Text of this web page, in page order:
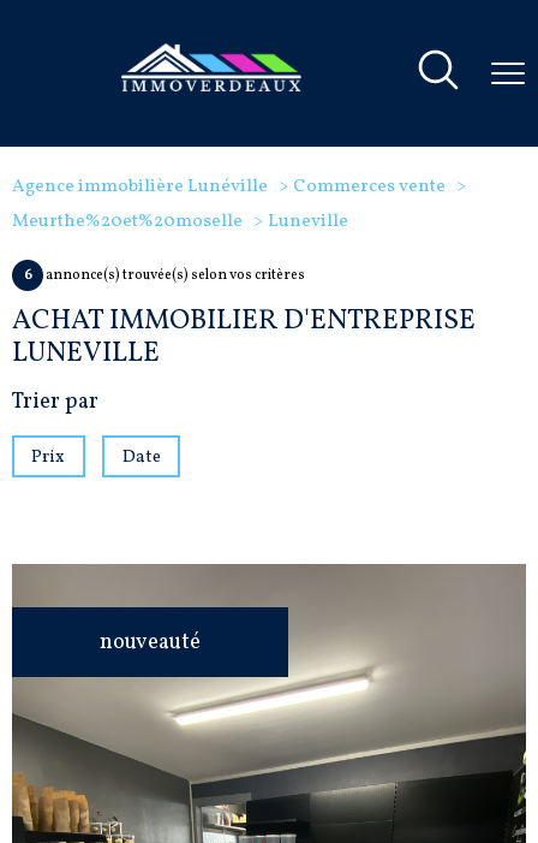
Agence immobilière Lunéville
Commerces vente
Meurthe%20et%20moselle
Luneville
6 annonce(s) trouvée(s) selon vos critères
ACHAT IMMOBILIER D'ENTREPRISE
LUNEVILLE
Trier par
Prix Date
nouveauté